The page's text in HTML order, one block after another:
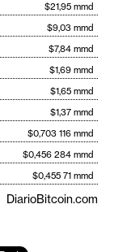
$21,95 mmd
$9,03 mmd
$7,84 mmd
$1,69 mmd
$1,65 mmd
$1,37 mmd
$0,703 116 mmd
$0,456 284 mmd
$0,455 71 mmd
DiarioBitcoin.com